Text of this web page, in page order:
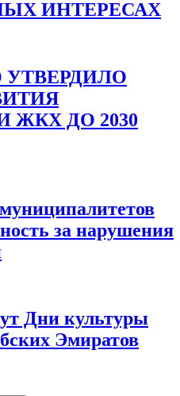
ИНТЕРЕСАХ
УТВЕРДИЛО
ЖКХ ДО 2030
за нарушения
Дни культуры
Эмиратов